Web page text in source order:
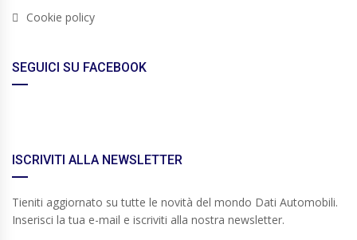
Cookie policy
SEGUICI SU FACEBOOK
ISCRIVITI ALLA NEWSLETTER
Tieniti aggiornato su tutte le novità del mondo Dati Automobili.
Inserisci la tua e-mail e iscriviti alla nostra newsletter.